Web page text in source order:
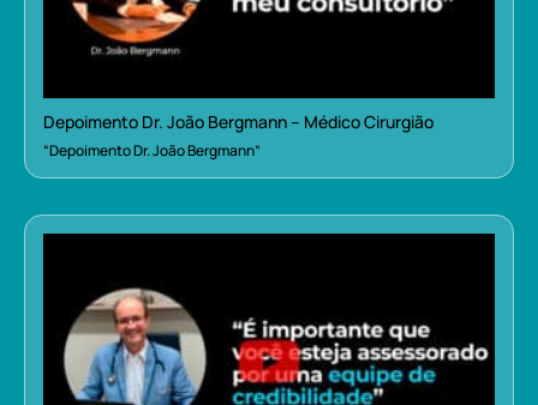
Depoimento Dr. João Bergmann – Médico Cirurgião
“Depoimento Dr. João Bergmann”